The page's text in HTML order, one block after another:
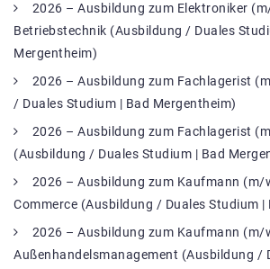
2026 – Ausbildung zum Elektroniker
Betriebstechnik (Ausbildung / Duales
Mergentheim)
2026 – Ausbildung zum Fachlagerist
/ Duales Studium | Bad Mergentheim)
2026 – Ausbildung zum Fachlagerist
(Ausbildung / Duales Studium | Bad
2026 – Ausbildung zum Kaufmann (m/
Commerce (Ausbildung / Duales Studium |
2026 – Ausbildung zum Kaufmann (m/
Außenhandelsmanagement (Ausbildung /